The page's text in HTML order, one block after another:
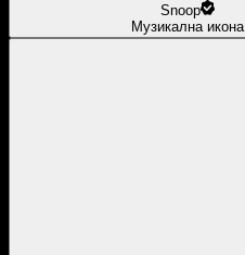
Snoop
Музикална икона